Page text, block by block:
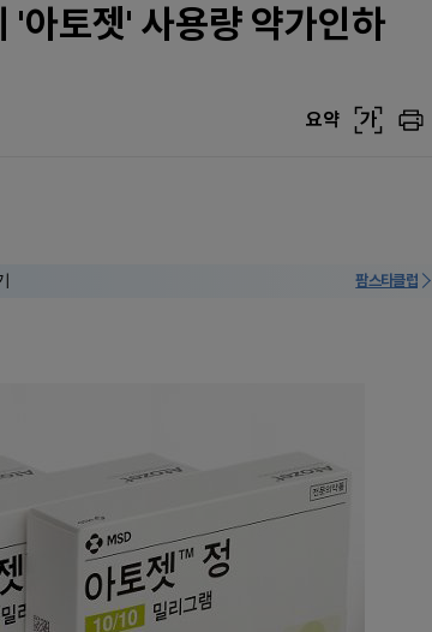
아토젯' 사용량 약가인하
요약 가
팜스타클럽